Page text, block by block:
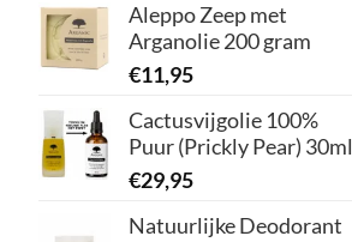
Aleppo Zeep met
Arganolie 200 gram
€11,95
Cactusvijgolie 100%
Puur (Prickly Pear) 30ml
€29,95
Natuurlijke Deodorant